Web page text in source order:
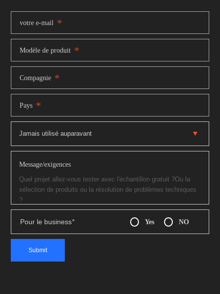
votre e-mail *
Modèle de produit *
Compagnie *
Pays *
Message/exigences
Pour le business* Yes NO